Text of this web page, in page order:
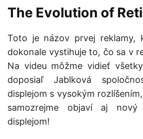
The Evolution of
Toto je názov prvej reklamy,
dokonale vystihuje to, čo sa v
Na videu môžme vidieť
doposiaľ Jablková
displejom s vysokým
samozrejme objaví aj
displejom!